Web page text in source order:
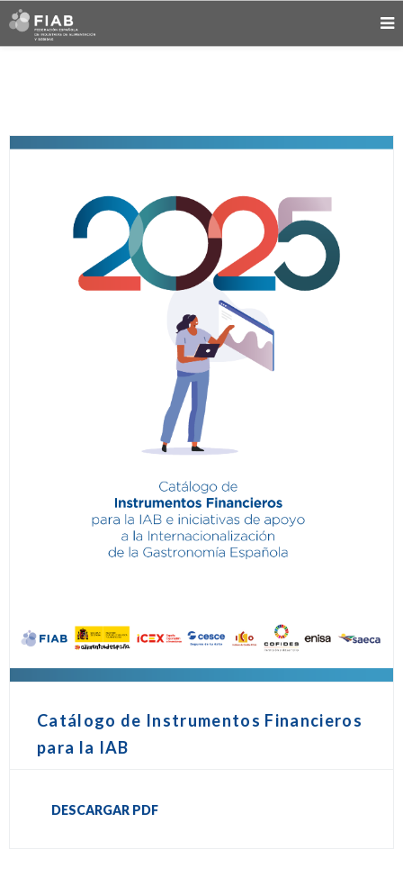
Catálogo de Instrumentos Financieros
para la IAB
DESCARGAR PDF